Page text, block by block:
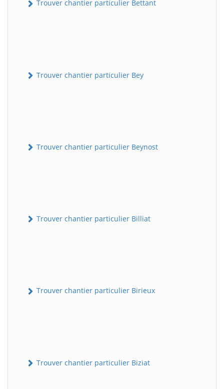
Trouver chantier particulier Bettant
Trouver chantier particulier Bey
Trouver chantier particulier Beynost
Trouver chantier particulier Billiat
Trouver chantier particulier Birieux
Trouver chantier particulier Biziat